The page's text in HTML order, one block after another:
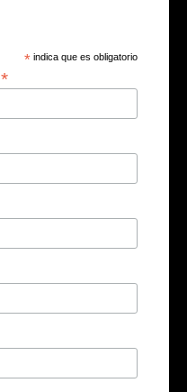
* indica que es obligatorio
*